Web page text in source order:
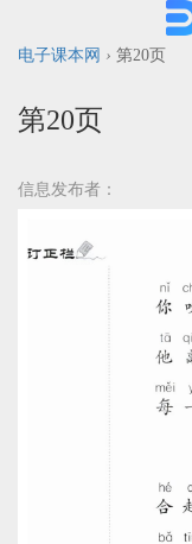
电子课本网 › 第20页
第20页
信息发布者：